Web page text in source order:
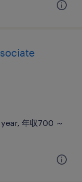
年収700 ～